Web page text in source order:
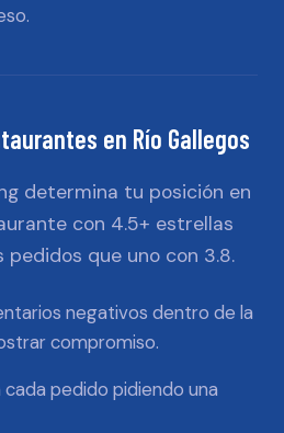
en Río Gallegos
determina tu posición en
con 4.5+ estrellas
que uno con 3.8.
negativos dentro de la
compromiso.
pedido pidiendo una